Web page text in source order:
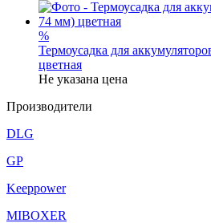
%
Термоусадка для
цветная
Не указана цена
Производители
DLG
GP
Keeppower
MIBOXER